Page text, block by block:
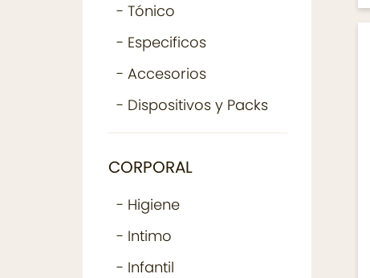
- Tónico
- Especificos
- Accesorios
- Dispositivos y Packs
CORPORAL
- Higiene
- Intimo
- Infantil